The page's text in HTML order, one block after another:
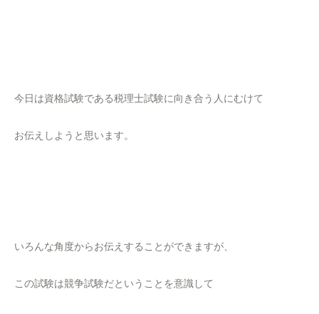
今日は資格試験である税理士試験に向き合う人にむけて
お伝えしようと思います。
いろんな角度からお伝えすることができますが、
この試験は競争試験だということを意識して